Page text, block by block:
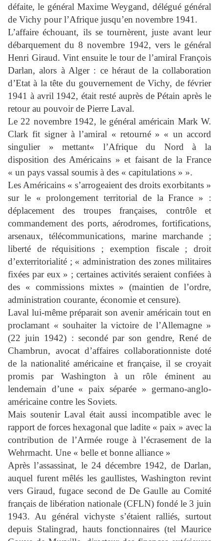
défaite, le général Maxime Weygand, délégué général
de Vichy pour l’Afrique jusqu’en novembre 1941.
L’affaire échouant, ils se tournèrent, juste avant leur
débarquement du 8 novembre 1942, vers le général
Henri Giraud. Vint ensuite le tour de l’amiral François
Darlan, alors à Alger : ce héraut de la collaboration
d’Etat à la tête du gouvernement de Vichy, de février
1941 à avril 1942, était resté auprès de Pétain après le
retour au pouvoir de Pierre Laval.
Le 22 novembre 1942, le général américain Mark W.
Clark fit signer à l’amiral « retourné » « un accord
singulier » mettant« l’Afrique du Nord à la
disposition des Américains » et faisant de la France
« un pays vassal soumis à des « capitulations » ».
Les Américains « s’arrogeaient des droits exorbitants »
sur le « prolongement territorial de la France » :
déplacement des troupes françaises, contrôle et
commandement des ports, aérodromes, fortifications,
arsenaux, télécommunications, marine marchande ;
liberté de réquisitions ; exemption fiscale ; droit
d’exterritorialité ; « administration des zones militaires
fixées par eux » ; certaines activités seraient confiées à
des « commissions mixtes » (maintien de l’ordre,
administration courante, économie et censure).
Laval lui-même préparait son avenir américain tout en
proclamant « souhaiter la victoire de l’Allemagne »
(22 juin 1942) : secondé par son gendre, René de
Chambrun, avocat d’affaires collaborationniste doté
de la nationalité américaine et française, il se croyait
promis par Washington à un rôle éminent au
lendemain d’une « paix séparée » germano-anglo-
américaine contre les Soviets.
Mais soutenir Laval était aussi incompatible avec le
rapport de forces hexagonal que ladite « paix » avec la
contribution de l’Armée rouge à l’écrasement de la
Wehrmacht. Une « belle et bonne alliance »
Après l’assassinat, le 24 décembre 1942, de Darlan,
auquel furent mêlés les gaullistes, Washington revint
vers Giraud, fugace second de De Gaulle au Comité
français de libération nationale (CFLN) fondé le 3 juin
1943. Au général vichyste s’étaient ralliés, surtout
depuis Stalingrad, hauts fonctionnaires (tel Maurice